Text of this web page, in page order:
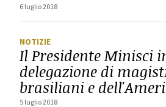
6 luglio 2018
NOTIZIE
Il Presidente Minisci
delegazione di
brasiliani e
5 luglio 2018